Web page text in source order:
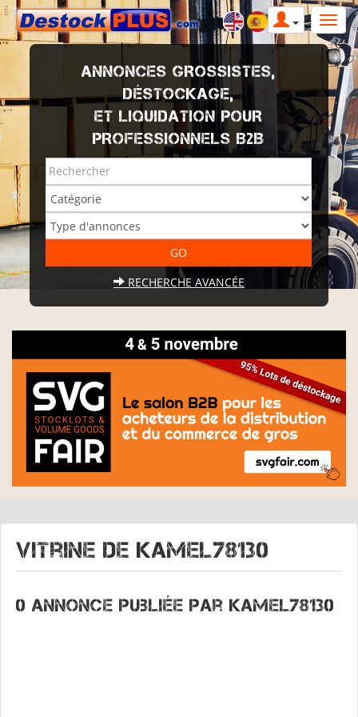
ANNONCES GROSSISTES,
DÉSTOCKAGE,
ET LIQUIDATION POUR
PROFESSIONNELS B2B
RECHERCHE AVANCÉE
Vitrine de KAMEL78130
0 annonce publiée par Kamel78130